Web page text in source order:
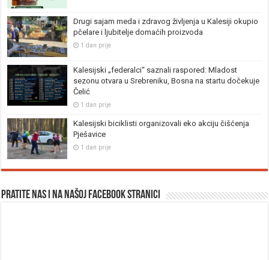
Drugi sajam meda i zdravog življenja u Kalesiji okupio
pčelare i ljubitelje domaćih proizvoda
1 dan prije
Kalesijski „federalci“ saznali raspored: Mladost
sezonu otvara u Srebreniku, Bosna na startu dočekuje
Čelić
1 dan prije
Kalesijski biciklisti organizovali eko akciju čišćenja
Pješavice
1 dan prije
Pratite nas i na našoj facebook stranici